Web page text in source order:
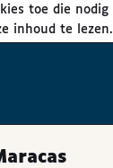
inhoud te lezen.